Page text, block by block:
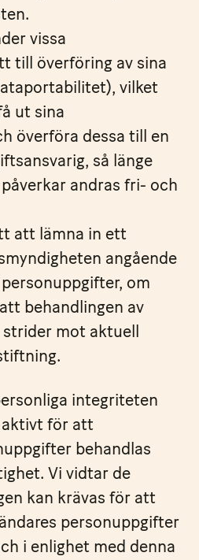
vissa
till överföring av sina
vilket
ut sina
överföra dessa till en
så länge
andras fri- och
att lämna in ett
angående
om
behandlingen av
mot aktuell
integriteten
för att
behandlas
Vi vidtar de
kan krävas för att
personuppgifter
i enlighet med denna